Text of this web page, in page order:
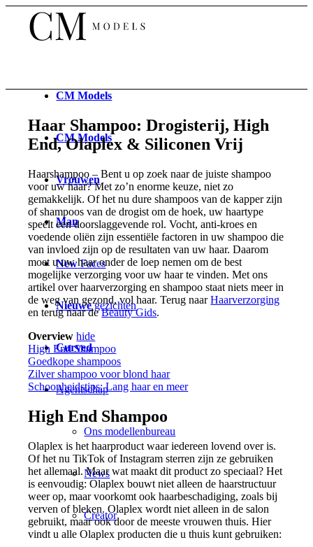
CM Models
CMModels
Vrouwen
Man
NewFaces
Nieuwegezichten
Curved
Agentschap
Ons modellenbureau
News
Creator
Haar Shampoo: Drogisterij, High
End, Olaplex & Siliconen Vrij
Haarshampoo – Bent u op zoek naar de juiste shampoo
voor uw haar? Met zo’n enorme keuze, niet zo
gemakkelijk. Of het nu dure shampoos van de kapper zijn
of shampoos van de drogist om de hoek, uw haartype
speelt een doorslaggevende rol. Vocht, anti-kroes en
voedende oliën zijn essentiële factoren in uw shampoo die
van invloed zijn op de resultaten van uw haar. Daarom
moet u uw haar onder de loep nemen om de best
mogelijke verzorging voor uw haar te vinden. Met ons
artikel over haarverzorging en shampoo staat niets meer in
de weg van gezond, vol haar. Terug naarHaarverzorging
en terug naar deBeauty Gids.
Overview hide
High End Shampoo
Goedkope shampoos
Zilver shampoo voor blond haar
Schoonheidstips: Lang haar en meer
High End Shampoo
Olaplex is het haarproduct waar iedereen lovend over is.
Of het nu TikTok of Instagram sterren zijn ze gebruiken
het allemaal. Maar wat maakt dit product zo speciaal? Het
is eenvoudig: Olaplex bouwt niet alleen de haarstructuur
weer op, maar voorkomt ook haarbeschadiging, zoals bij
verven of bleken. Olaplex wordt niet alleen in de salon
gebruikt, maar ook door de meeste vrouwen thuis. Hier
vindt u alle Olaplex producten die u thuis kunt gebruiken: